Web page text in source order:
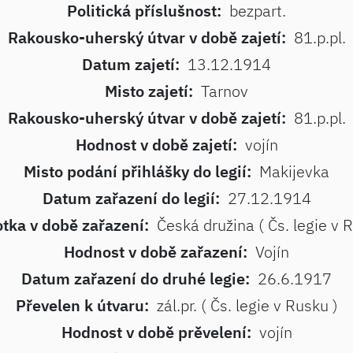
Politická příslušnost: bezpart.
Rakousko-uherský útvar v době zajetí: 81.p.pl.
Datum zajetí: 13.12.1914
Misto zajetí: Tarnov
Rakousko-uherský útvar v době zajetí: 81.p.pl.
Hodnost v době zajetí: vojín
Misto podání přihlášky do legií: Makijevka
Datum zařazení do legií: 27.12.1914
v době zařazení: Česká družina ( Čs. legie v
Hodnost v době zařazení: Vojín
Datum zařazení do druhé legie: 26.6.1917
Převelen k útvaru: zál.pr. ( Čs. legie v Rusku )
Hodnost v době prěvelení: vojín